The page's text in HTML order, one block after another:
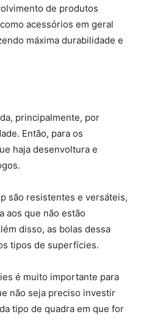
de produtos
acessórios em geral
máxima durabilidade e
principalmente, por
Então, para os
haja desenvoltura e
são resistentes e versáteis,
aos que não estão
disso, as bolas dessa
tipos de superfícies.
é muito importante para
não seja preciso investir
tipo de quadra em que for